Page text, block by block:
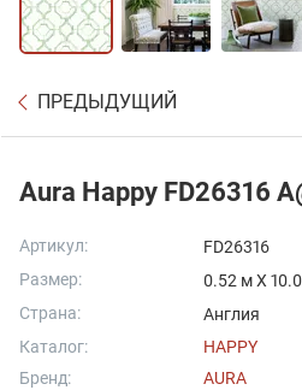
ПРЕДЫДУЩИЙ
Aura Happy FD26316
Артикул:
FD26316
Размер:
0.52 м X
Страна:
Англия
Каталог:
HAPPY
Бренд:
AURA